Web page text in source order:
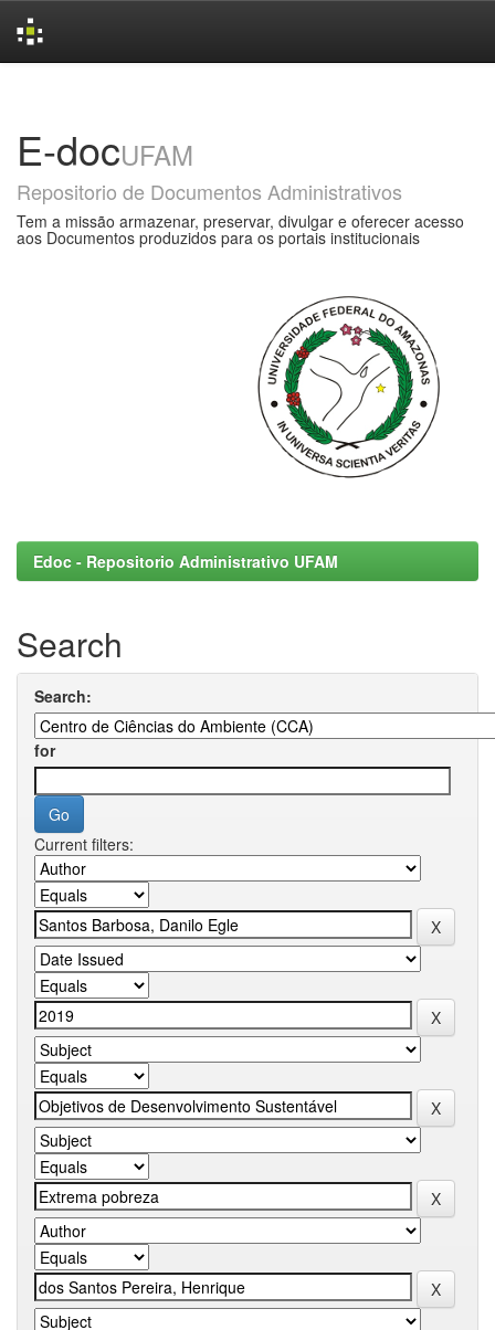
E-docUFAM
Repositorio de Documentos Administrativos
Tem a missão armazenar, preservar, divulgar e oferecer acesso
aos Documentos produzidos para os portais institucionais
Edoc - Repositorio Administrativo UFAM
Search
Search:
for
Current filters: